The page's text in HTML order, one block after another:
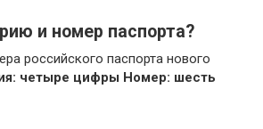
и номер паспорта?
российского паспорта нового
четыре цифры Номер: шесть